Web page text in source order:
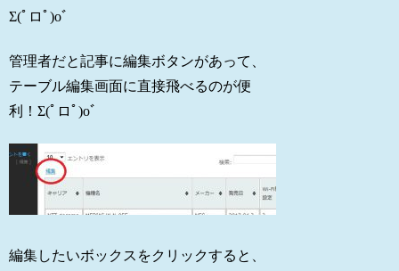
Σ(ﾟロﾟ)oﾞ
管理者だと記事に編集ボタンがあって、
テーブル編集画面に直接飛べるのが便
利！Σ(ﾟロﾟ)oﾞ
編集したいボックスをクリックすると、